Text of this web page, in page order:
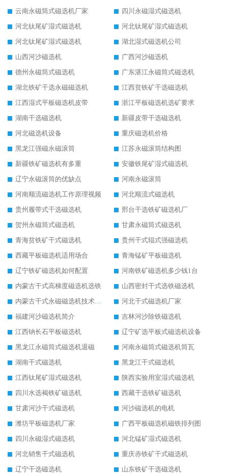
云南永磁筒式磁选机厂家
四川永磁湿式磁选机
河北钛尾矿湿式磁选机
河北钛尾矿湿式磁选机
河北钛尾矿湿式磁选机
湖北湿式磁选机公司
山西河沙磁选机
广西河沙磁选机
德州永磁筒式磁选机
广东湛江永磁筒式磁选机
湖北铁矿干选永磁磁选机
江西贫铁矿干选磁选机
江西湿式平板磁选机皮带
浙江平板磁选机选矿要求
湖南干选磁选机
新疆皮带干选磁选机
河北磁选机设备
重庆磁选机价格
黑龙江强磁永磁滚筒
江苏永磁滚筒结构图
新疆铁矿磁选机有多重
安徽铁尾矿湿式磁选机
辽宁永磁滚筒的优缺点
河南永磁滚筒
河南顺流磁选机工作原理视频
河北顺流式磁选机
贵州履带式干选磁选机
邢台干选铁矿磁选机厂
贺州永磁筒式磁选机
甘肃永磁筒式磁选机
青海贫铁矿干式磁选机
贵州干式辊式强磁选机
西藏平板磁选机适用场合
青海锰矿平板磁选机
辽宁铁矿磁选机如何配置
河南铁矿磁选机多少钱1台
内蒙古干式高梯度磁选机选铁
山西密封干式选铁磁选机
内蒙古干式永磁磁选机技术要求
河北干式磁选机厂家
福建河沙磁选机简介
吉林河沙除铁磁选机
江西钠长石平板磁选机
辽宁矿选平板式磁选机设备
黑龙江永磁筒式磁选机退磁
河南永磁筒式磁选机筒瓦
湖南干式磁选机
黑龙江干式磁选机
江西钛尾矿湿式磁选机
陕西实验用室湿式磁选机
四川水选褐铁矿磁选机
西藏干选铁矿磁选机
甘肃河沙干式磁选机
河沙磁选机的电机
潍坊平板磁选机厂家
广西平板磁选机磁铁排列图
四川永磁湿式磁选机
河北锰矿湿式磁选机
河北销售干式磁选机
重庆赤铁矿干式磁选机
辽宁干选磁选机
山东铁矿干选磁选机